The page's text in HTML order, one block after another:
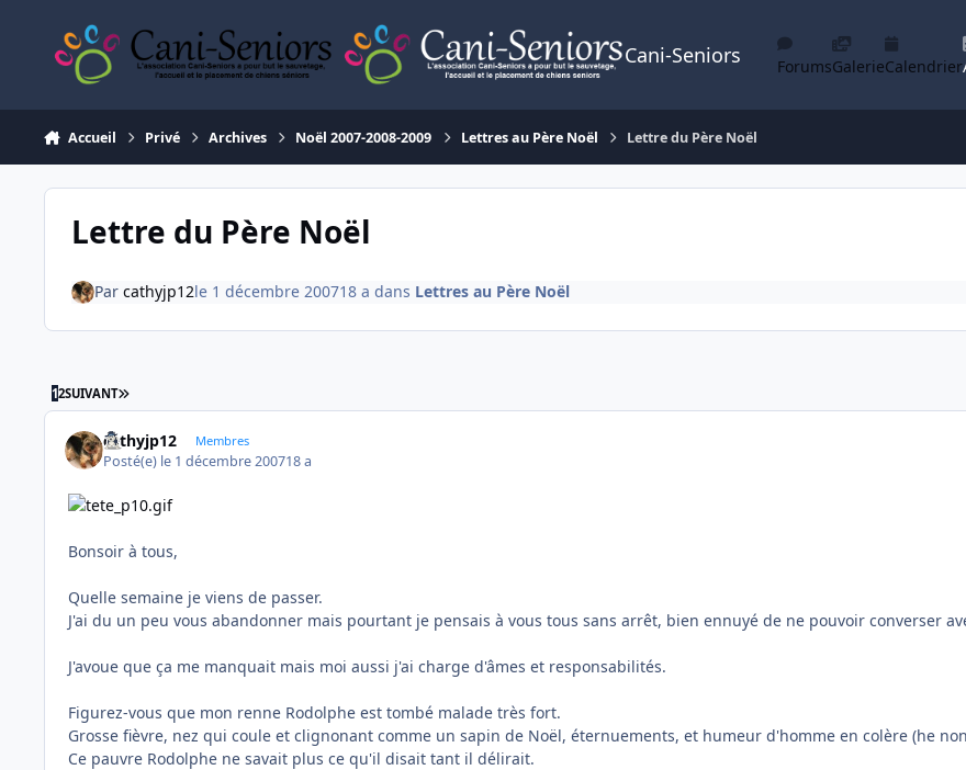
Cani-Seniors ForumsGalerieCalendrier
Accueil Privé Archives Noël 2007-2008-2009 Lettres au Père Noël Lettre du Père Noël
Lettre du Père Noël
Par cathyjp12le 1 décembre 200718 a dans Lettres au Père Noël
12SUIVANT DERNIÈRE PAGE
cathyjp12 Membres
Posté(e) le 1 décembre 200718 a
Bonsoir à tous,
Quelle semaine je viens de passer.
J'ai du un peu vous abandonner mais pourtant je pensais à vous tous sans arrêt, bien ennuyé de ne pouvoir converser
J'avoue que ça me manquait mais moi aussi j'ai charge d'âmes et responsabilités.
Figurez-vous que mon renne Rodolphe est tombé malade très fort.
Grosse fièvre, nez qui coule et clignonant comme un sapin de Noël, éternuements, et humeur d'homme en colère (he
Ce pauvre Rodolphe ne savait plus ce qu'il disait tant il délirait.